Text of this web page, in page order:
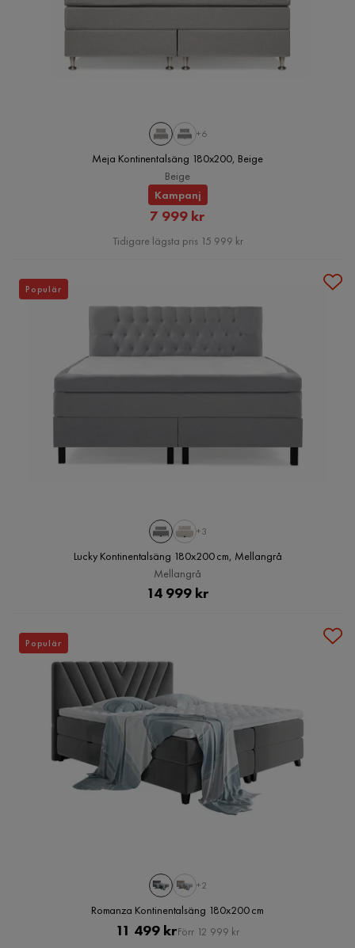
+6
Meja Kontinentalsäng 180x200, Beige
Beige
Kampanj
Rabatterat
Pris
7 999 kr
Tidigare lägsta pris 15 999 kr
+3
Lucky Kontinentalsäng 180x200 cm, Mellangrå
Mellangrå
Pris
14 999 kr
Populär
+2
Romanza Kontinentalsäng 180x200 cm
Pris
11 499 krOriginal
Förr 12 999 kr
Populär